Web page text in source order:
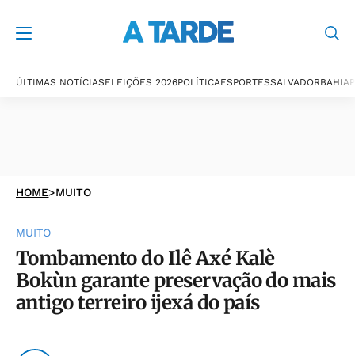
ÚLTIMAS NOTÍCIASELEIÇÕES 2026POLÍTICAESPORTESSALVADORBAHIA
HOME>MUITO
MUITO
Tombamento do Ilê Axé Kalè
Bokùn garante preservação do mais
antigo terreiro ijexá do país